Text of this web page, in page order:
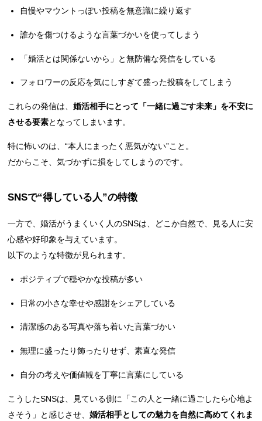
自慢やマウントっぽい投稿を無意識に繰り返す
誰かを傷つけるような言葉づかいを使ってしまう
「婚活とは関係ないから」と無防備な発信をしている
フォロワーの反応を気にしすぎて盛った投稿をしてしまう
これらの発信は、婚活相手にとって「一緒に過ごす未来」を不安に
させる要素となってしまいます。
特に怖いのは、“本人にまったく悪気がない”こと。
だからこそ、気づかずに損をしてしまうのです。
SNSで“得している人”の特徴
一方で、婚活がうまくいく人のSNSは、どこか自然で、見る人に安
心感や好印象を与えています。
以下のような特徴が見られます。
ポジティブで穏やかな投稿が多い
日常の小さな幸せや感謝をシェアしている
清潔感のある写真や落ち着いた言葉づかい
無理に盛ったり飾ったりせず、素直な発信
自分の考えや価値観を丁寧に言葉にしている
こうしたSNSは、見ている側に「この人と一緒に過ごしたら心地よ
さそう」と感じさせ、婚活相手としての魅力を自然に高めてくれま